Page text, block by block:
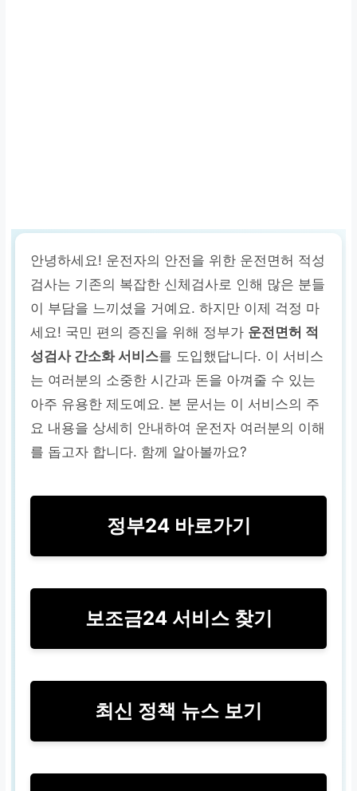
안녕하세요! 운전자의 안전을 위한 운전면허 적성
검사는 기존의 복잡한 신체검사로 인해 많은 분들
이 부담을 느끼셨을 거예요. 하지만 이제 걱정 마
세요! 국민 편의 증진을 위해 정부가 운전면허 적
성검사 간소화 서비스를 도입했답니다. 이 서비스
는 여러분의 소중한 시간과 돈을 아껴줄 수 있는
아주 유용한 제도예요. 본 문서는 이 서비스의 주
요 내용을 상세히 안내하여 운전자 여러분의 이해
를 돕고자 합니다. 함께 알아볼까요?
정부24 바로가기
보조금24 서비스 찾기
최신 정책 뉴스 보기